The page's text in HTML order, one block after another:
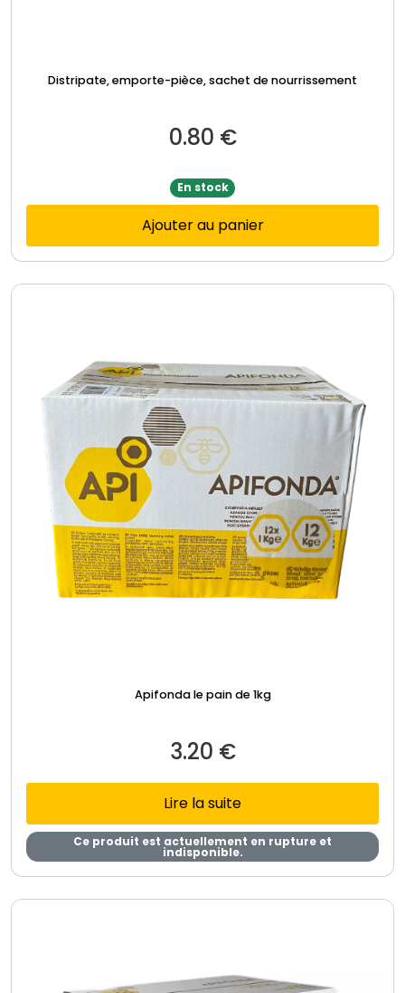
Distripate, emporte-pièce, sachet de nourrissement
0.80 €
En stock
Ajouter au panier
Apifonda le pain de 1kg
3.20 €
Lire la suite
Ce produit est actuellement en rupture et
indisponible.